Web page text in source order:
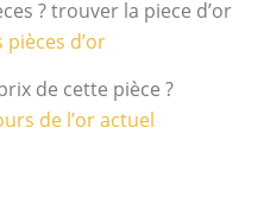
? trouver la piece d’or
d’or
de cette pièce ?
de l’or actuel